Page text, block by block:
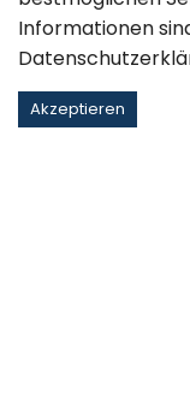
Informationen
Akzeptieren